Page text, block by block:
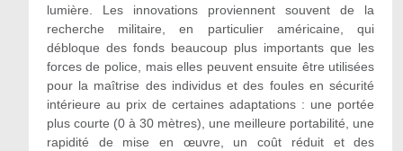
lumière. Les innovations proviennent souvent de la
recherche militaire, en particulier américaine, qui
débloque des fonds beaucoup plus importants que les
forces de police, mais elles peuvent ensuite être utilisées
pour la maîtrise des individus et des foules en sécurité
intérieure au prix de certaines adaptations : une portée
plus courte (0 à 30 mètres), une meilleure portabilité, une
rapidité de mise en œuvre, un coût réduit et des